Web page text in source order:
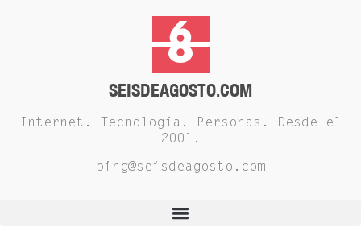
SEISDEAGOSTO.COM
Internet. Tecnología. Personas. Desde el
2001.
ping@seisdeagosto.com